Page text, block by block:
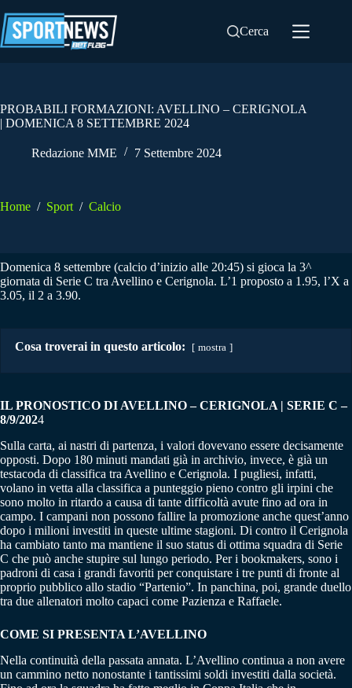
al
contenuto
Cerca
PROBABILI FORMAZIONI: AVELLINO – CERIGNOLA
| DOMENICA 8 SETTEMBRE 2024
Redazione MME 7 Settembre 2024
Home / Sport / Calcio
Domenica 8 settembre (calcio d’inizio alle 20:45) si gioca la 3^
giornata di Serie C tra Avellino e Cerignola. L’1 proposto a 1.95, l’X a
3.05, il 2 a 3.90.
Cosa troverai in questo articolo: mostra
IL PRONOSTICO DI AVELLINO – CERIGNOLA | SERIE C –
8/9/2024
Sulla carta, ai nastri di partenza, i valori dovevano essere decisamente
opposti. Dopo 180 minuti mandati già in archivio, invece, è già un
testacoda di classifica tra Avellino e Cerignola. I pugliesi, infatti,
volano in vetta alla classifica a punteggio pieno contro gli irpini che
sono molto in ritardo a causa di tante difficoltà avute fino ad ora in
campo. I campani non possono fallire la promozione anche quest’anno
dopo i milioni investiti in queste ultime stagioni. Di contro il Cerignola
ha cambiato tanto ma mantiene il suo status di ottima squadra di Serie
C che può anche stupire sul lungo periodo. Per i bookmakers, sono i
padroni di casa i grandi favoriti per conquistare i tre punti di fronte al
proprio pubblico allo stadio “Partenio”. In panchina, poi, grande duello
tra due allenatori molto capaci come Pazienza e Raffaele.
COME SI PRESENTA L’AVELLINO
Nella continuità della passata annata. L’Avellino continua a non avere
un cammino netto nonostante i tantissimi soldi investiti dalla società.